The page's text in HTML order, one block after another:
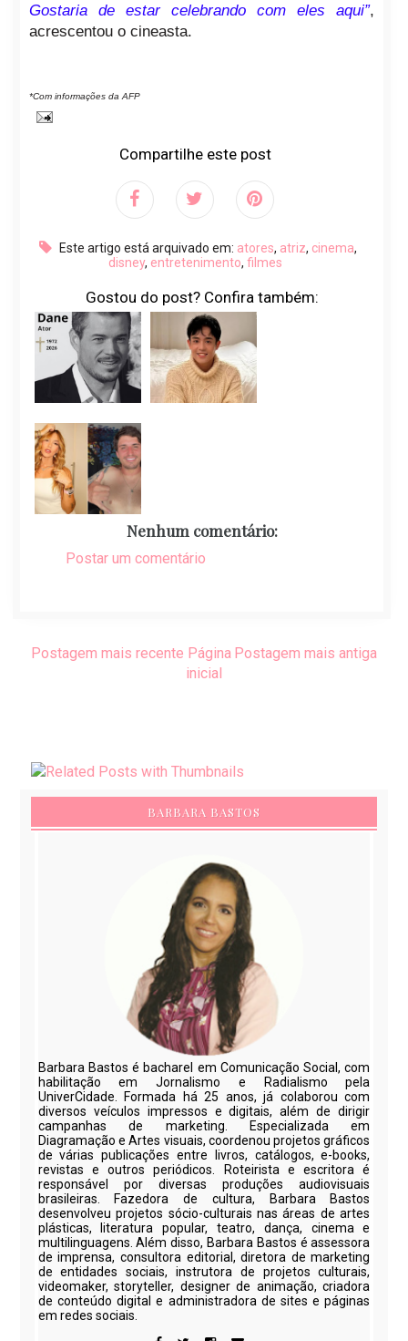
Gostaria de estar celebrando com eles aqui”,
acrescentou o cineasta.
*Com informações da AFP
Compartilhe este post
Este artigo está arquivado em: atores, atriz, cinema,
disney, entretenimento, filmes
Gostou do post? Confira também:
Nenhum comentário:
Postar um comentário
Postagem mais recente Postagem mais antiga
Página
inicial
BARBARA BASTOS
Barbara Bastos é bacharel em Comunicação Social, com
habilitação em Jornalismo e Radialismo pela
UniverCidade. Formada há 25 anos, já colaborou com
diversos veículos impressos e digitais, além de dirigir
campanhas de marketing. Especializada em
Diagramação e Artes visuais, coordenou projetos gráficos
de várias publicações entre livros, catálogos, e-books,
revistas e outros periódicos. Roteirista e escritora é
responsável por diversas produções audiovisuais
brasileiras. Fazedora de cultura, Barbara Bastos
desenvolveu projetos sócio-culturais nas áreas de artes
plásticas, literatura popular, teatro, dança, cinema e
multilinguagens. Além disso, Barbara Bastos é assessora
de imprensa, consultora editorial, diretora de marketing
de entidades sociais, instrutora de projetos culturais,
videomaker, storyteller, designer de animação, criadora
de conteúdo digital e administradora de sites e páginas
em redes sociais.